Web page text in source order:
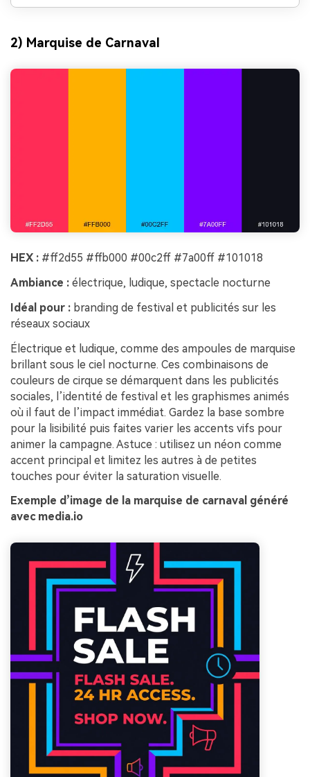
2) Marquise de Carnaval
HEX : #ff2d55 #ffb000 #00c2ff #7a00ff #101018
Ambiance : électrique, ludique, spectacle nocturne
Idéal pour : branding de festival et publicités sur les
réseaux sociaux
Électrique et ludique, comme des ampoules de marquise
brillant sous le ciel nocturne. Ces combinaisons de
couleurs de cirque se démarquent dans les publicités
sociales, l’identité de festival et les graphismes animés
où il faut de l’impact immédiat. Gardez la base sombre
pour la lisibilité puis faites varier les accents vifs pour
animer la campagne. Astuce : utilisez un néon comme
accent principal et limitez les autres à de petites
touches pour éviter la saturation visuelle.
Exemple d’image de la marquise de carnaval généré
avec media.io